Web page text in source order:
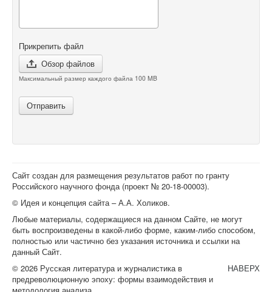
Прикрепить файл
Обзор файлов
Максимальный размер каждого файла 100 MB
Отправить
Сайт создан для размещения результатов работ по гранту
Российского научного фонда (проект № 20-18-00003).
© Идея и концепция сайта – А.А. Холиков.
Любые материалы, содержащиеся на данном Сайте, не могут
быть воспроизведены в какой-либо форме, каким-либо способом,
полностью или частично без указания источника и ссылки на
данный Сайт.
НАВЕРХ
© 2026 Русская литература и журналистика в
предреволюционную эпоху: формы взаимодействия и
методология анализа